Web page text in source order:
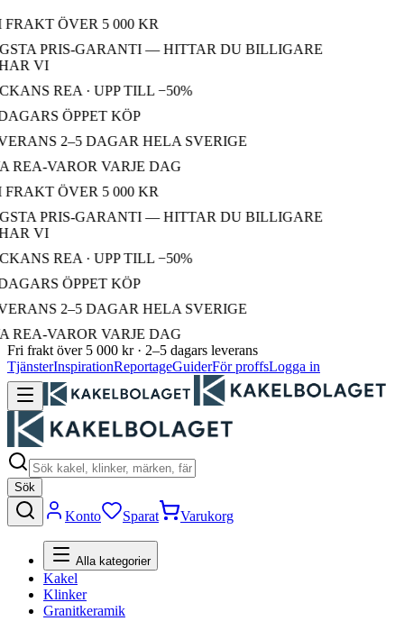
ÖVER 5 000 KR
PRIS-GARANTI — HITTAR DU BILLIGARE
VI
REA · UPP TILL −50%
ÖPPET KÖP
2–5 DAGAR HELA SVERIGE
REA-VAROR VARJE DAG
ÖVER 5 000 KR
PRIS-GARANTI — HITTAR DU BILLIGARE
VI
REA · UPP TILL −50%
ÖPPET KÖP
2–5 DAGAR HELA SVERIGE
REA-VAROR VARJE DAG
Fri frakt över 5 000 kr · 2–5 dagars leverans
TjänsterInspirationReportageGuiderFör proffsLogga in
Sök
Konto Sparat Varukorg
Alla kategorier
Kakel
Klinker
Granitkeramik